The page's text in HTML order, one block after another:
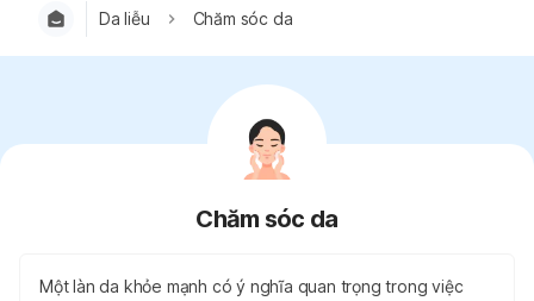
Da liễu Chăm sóc da
Chăm sóc da
Một làn da khỏe mạnh có ý nghĩa quan trọng trong việc